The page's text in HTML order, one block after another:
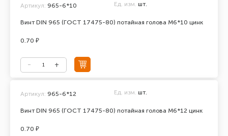
Винт DIN 965 (ГОСТ 17475-80) потайная голова М6*10 цинк
Артикул: 965-6*10 Ед. изм. шт.
0.70 ₽
Винт DIN 965 (ГОСТ 17475-80) потайная голова М6*12 цинк
Артикул: 965-6*12 Ед. изм. шт.
0.70 ₽